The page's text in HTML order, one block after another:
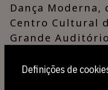
Dança Moderna,
Centro Cultural
Grande
Org: Centro
Definições de